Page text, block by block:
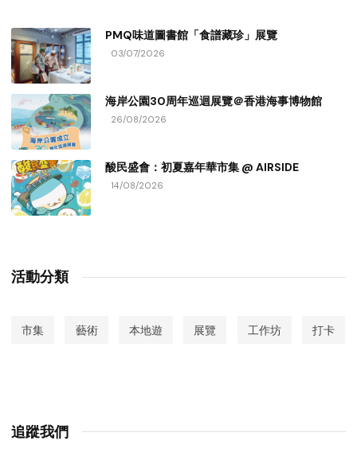
PMQ味道圖書館「食譜藏珍」展覽
03/07/2026
海岸公園30周年巡迴展覽＠香港海事博物館
26/08/2026
酸民盛會：初夏嘉年華市集 @ AIRSIDE
14/08/2026
活動分類
市集 藝術 本地遊 展覽 工作坊 打卡
追蹤我們